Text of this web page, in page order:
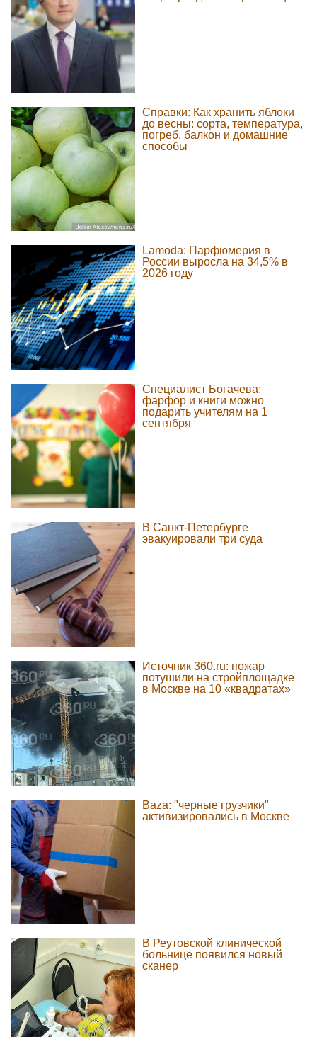
Справки: Как хранить яблоки
до весны: сорта, температура,
погреб, балкон и домашние
способы
Lamoda: Парфюмерия в
России выросла на 34,5% в
2026 году
Специалист Богачева:
фарфор и книги можно
подарить учителям на 1
сентября
В Санкт-Петербурге
эвакуировали три суда
Источник 360.ru: пожар
потушили на стройплощадке
в Москве на 10 «квадратах»
Baza: "черные грузчики"
активизировались в Москве
В Реутовской клинической
больнице появился новый
сканер